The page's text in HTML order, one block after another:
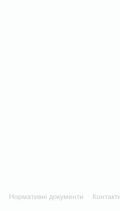
Нормативні документи